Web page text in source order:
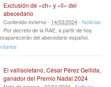
Exclusión de «ch» y «ll» del
abecedario
Contenido externo - 14/03/2024- Noticias
Por decreto de la RAE, a partir de hoy
del abecedario español.
El vallisoletano, César Pérez Gellida,
ganador del Premio Nadal 2024